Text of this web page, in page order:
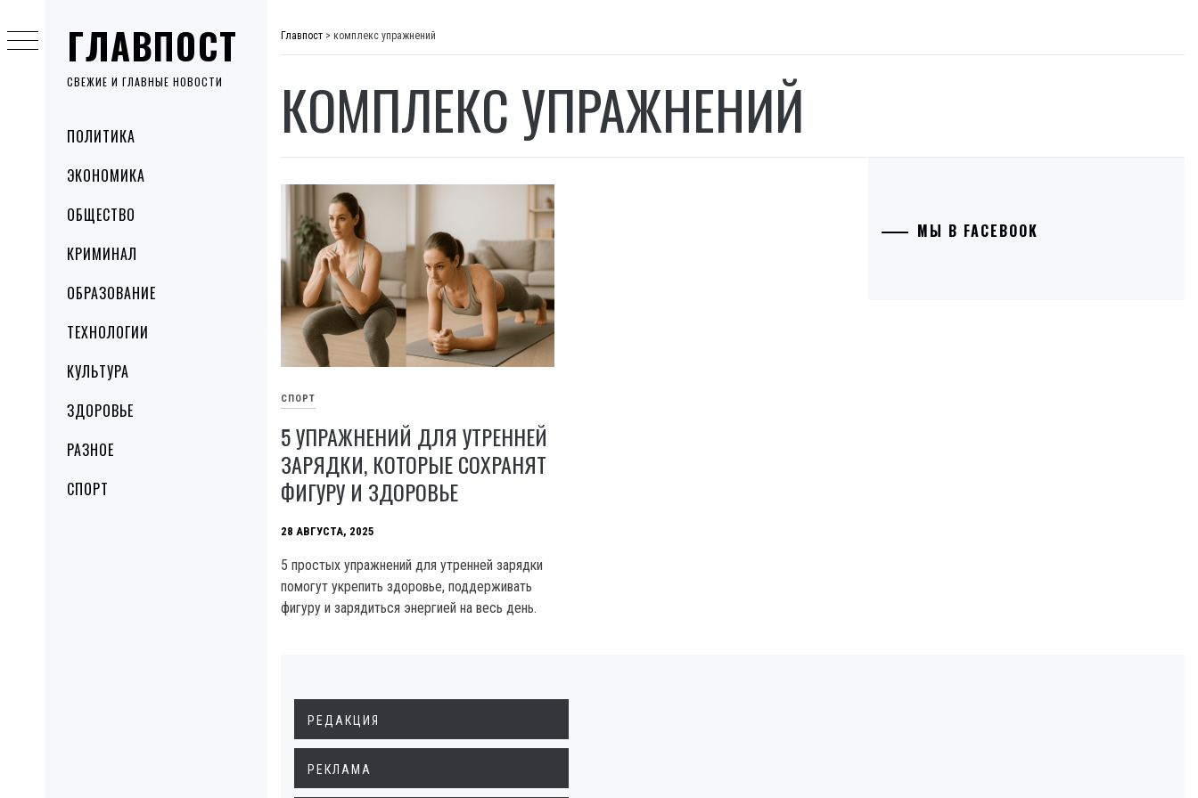
ГЛАВПОСТ
СВЕЖИЕ И ГЛАВНЫЕ НОВОСТИ
MenuПОЛИТИКА
ЭКОНОМИКА
ОБЩЕСТВО
КРИМИНАЛ
ОБРАЗОВАНИЕ
ТЕХНОЛОГИИ
КУЛЬТУРА
ЗДОРОВЬЕ
РАЗНОЕ
СПОРТ
to
content
Главпост > комплекс упражнений
КОМПЛЕКС УПРАЖНЕНИЙ
СПОРТ
5 УПРАЖНЕНИЙ ДЛЯ УТРЕННЕЙ
ЗАРЯДКИ, КОТОРЫЕ СОХРАНЯТ
ФИГУРУ И ЗДОРОВЬЕ
28 АВГУСТА, 2025
5 простых упражнений для утренней зарядки
помогут укрепить здоровье, поддерживать
фигуру и зарядиться энергией на весь день.
МЫ В FACEBOOK
РЕДАКЦИЯ
РЕКЛАМА